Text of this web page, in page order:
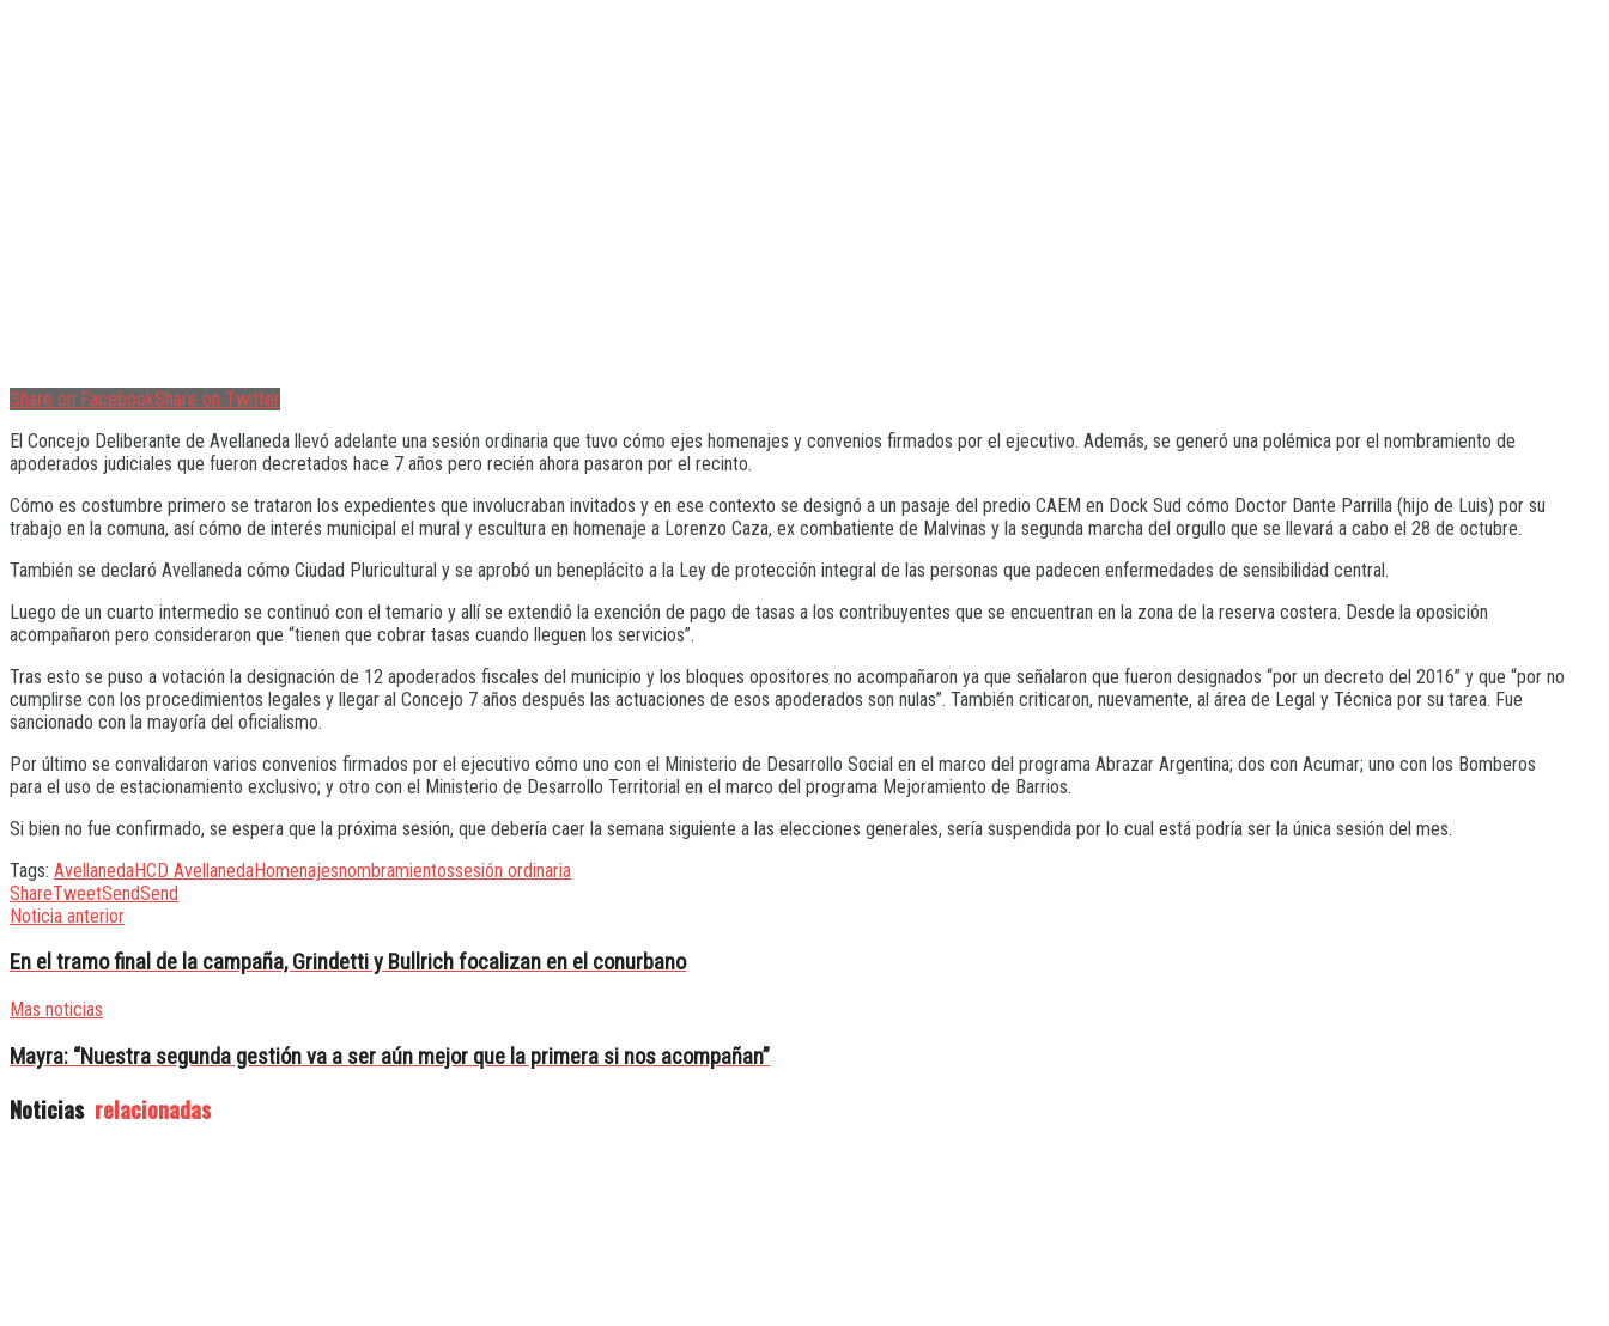
Share on FacebookShare on Twitter
El Concejo Deliberante de Avellaneda llevó adelante una sesión ordinaria que tuvo cómo ejes homenajes y convenios firmados por el ejecutivo. Además, se generó una polémica por el nombramiento de
apoderados judiciales que fueron decretados hace 7 años pero recién ahora pasaron por el recinto.
Cómo es costumbre primero se trataron los expedientes que involucraban invitados y en ese contexto se designó a un pasaje del predio CAEM en Dock Sud cómo Doctor Dante Parrilla (hijo de Luis) por su
trabajo en la comuna, así cómo de interés municipal el mural y escultura en homenaje a Lorenzo Caza, ex combatiente de Malvinas y la segunda marcha del orgullo que se llevará a cabo el 28 de octubre.
También se declaró Avellaneda cómo Ciudad Pluricultural y se aprobó un beneplácito a la Ley de protección integral de las personas que padecen enfermedades de sensibilidad central.
Luego de un cuarto intermedio se continuó con el temario y allí se extendió la exención de pago de tasas a los contribuyentes que se encuentran en la zona de la reserva costera. Desde la oposición
acompañaron pero consideraron que “tienen que cobrar tasas cuando lleguen los servicios”.
Tras esto se puso a votación la designación de 12 apoderados fiscales del municipio y los bloques opositores no acompañaron ya que señalaron que fueron designados “por un decreto del 2016” y que “por no
cumplirse con los procedimientos legales y llegar al Concejo 7 años después las actuaciones de esos apoderados son nulas”. También criticaron, nuevamente, al área de Legal y Técnica por su tarea. Fue
sancionado con la mayoría del oficialismo.
Por último se convalidaron varios convenios firmados por el ejecutivo cómo uno con el Ministerio de Desarrollo Social en el marco del programa Abrazar Argentina; dos con Acumar; uno con los Bomberos
para el uso de estacionamiento exclusivo; y otro con el Ministerio de Desarrollo Territorial en el marco del programa Mejoramiento de Barrios.
Si bien no fue confirmado, se espera que la próxima sesión, que debería caer la semana siguiente a las elecciones generales, sería suspendida por lo cual está podría ser la única sesión del mes.
Tags: AvellanedaHCD AvellanedaHomenajesnombramientossesión ordinaria
ShareTweetSendSend
Noticia anterior
En el tramo final de la campaña, Grindetti y Bullrich focalizan en el conurbano
Mas noticias
Mayra: “Nuestra segunda gestión va a ser aún mejor que la primera si nos acompañan”
Noticias relacionadas